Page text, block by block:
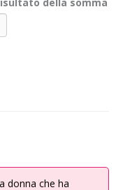
della protezione
propri utenti. Pertanto
delle
sito web. Lo
donna che ha